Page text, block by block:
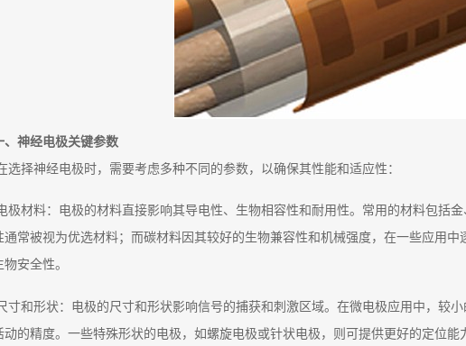
、神经电极关键参数
选择神经电极时，需要考虑多种不同的参数，以确保其性能和适应性：
极材料：电极的材料直接影响其导电性、生物相容性和耐用性。常用的材料包括
通常被视为优选材料；而碳材料因其较好的生物兼容性和机械强度，在一些应用
安全性。
寸和形状：电极的尺寸和形状影响信号的捕获和刺激区域。在微电极应用中，较
动的精度。一些特殊形状的电极，如螺旋电极或针状电极，则可提供更好的定位能